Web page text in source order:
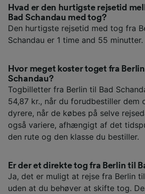
Hvad er den hurtigste rejsetid
Bad Schandau med tog?
Den hurtigste rejsetid med tog fra
Schandau er 1 time and 55 minutter.
Hvor meget koster toget fra
Schandau?
Togbilletter fra Berlin til Bad
54,87 kr., når du forudbestiller dem
dyrere, når de købes på selve
også variere, afhængigt af det
den rute og den klasse du bestiller.
Er der et direkte tog fra Berlin til
Ja, det er muligt at rejse fra Berlin
uden at du behøver at skifte tog.